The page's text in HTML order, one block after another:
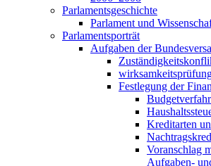
Parlamentsgeschichte
Parlament und
Parlamentsporträt
Aufgaben der
Festlegung der
Kreditarten
Voranschlag
Aufgaben-